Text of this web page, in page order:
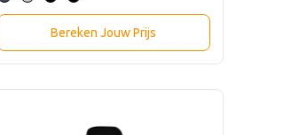
Bereken Jouw Prijs